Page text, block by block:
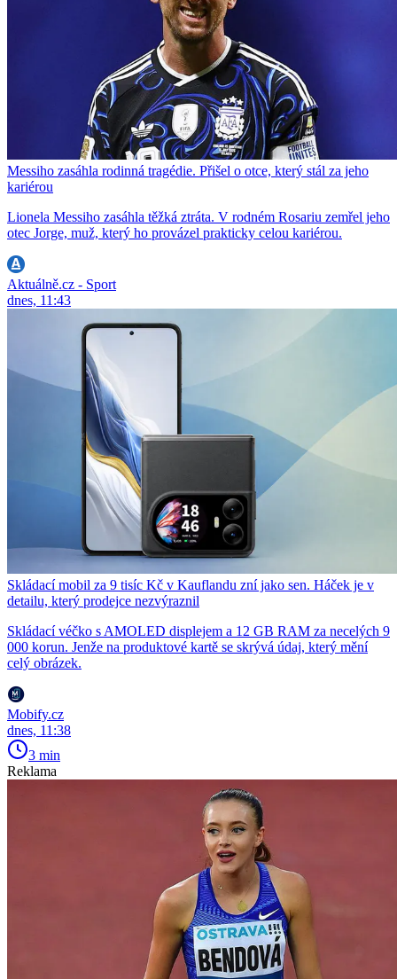
Messiho zasáhla rodinná tragédie. Přišel o otce, který stál za jeho
kariérou
Lionela Messiho zasáhla těžká ztráta. V rodném Rosariu zemřel jeho
otec Jorge, muž, který ho provázel prakticky celou kariérou.
Aktuálně.cz - Sport
dnes, 11:43
Skládací mobil za 9 tisíc Kč v Kauflandu zní jako sen. Háček je v
detailu, který prodejce nezvýraznil
Skládací véčko s AMOLED displejem a 12 GB RAM za necelých 9
000 korun. Jenže na produktové kartě se skrývá údaj, který mění
celý obrázek.
Mobify.cz
dnes, 11:38
3 min
Reklama